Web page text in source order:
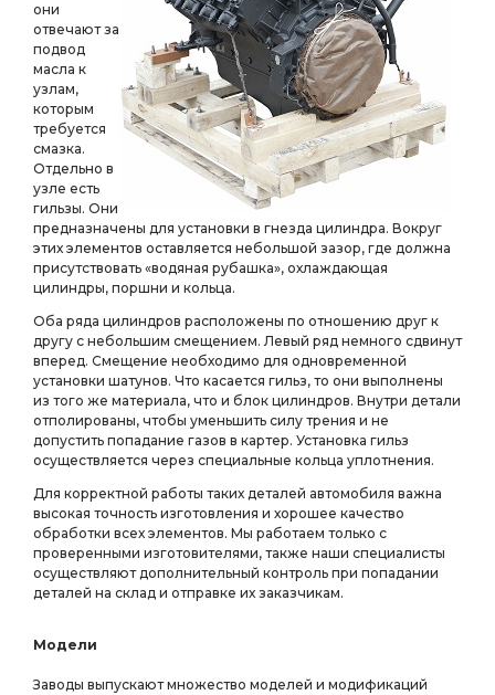
они
отвечают за
подвод
масла к
узлам,
которым
требуется
смазка.
Отдельно в
узле есть
гильзы. Они
предназначены для установки в гнезда цилиндра. Вокруг
этих элементов оставляется небольшой зазор, где должна
присутствовать «водяная рубашка», охлаждающая
цилиндры, поршни и кольца.
Оба ряда цилиндров расположены по отношению друг к
другу с небольшим смещением. Левый ряд немного сдвинут
вперед. Смещение необходимо для одновременной
установки шатунов. Что касается гильз, то они выполнены
из того же материала, что и блок цилиндров. Внутри детали
отполированы, чтобы уменьшить силу трения и не
допустить попадание газов в картер. Установка гильз
осуществляется через специальные кольца уплотнения.
Для корректной работы таких деталей автомобиля важна
высокая точность изготовления и хорошее качество
обработки всех элементов. Мы работаем только с
проверенными изготовителями, также наши специалисты
осуществляют дополнительный контроль при попадании
деталей на склад и отправке их заказчикам.
Модели
Заводы выпускают множество моделей и модификаций